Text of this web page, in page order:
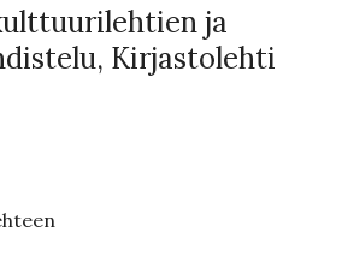
ja
Kirjastolehti